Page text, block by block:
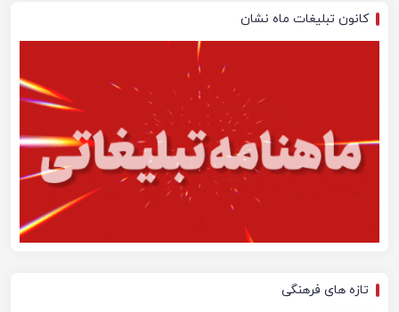
کانون تبلیغات ماه نشان
تازه های فرهنگی